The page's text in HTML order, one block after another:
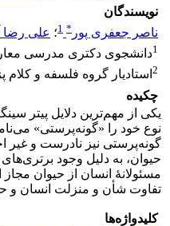
نویسندگان
ناصر جعفری پور *
1؛ علی رضا
1دانشجوی دکتری مدرسی
2 استادیار گروه فلسفه و
چکیده
یکی از مهم‌ترین دلایل پیتر
نوع خود را «گونه‌پرستی»
گونه‌پرستی نیز نادرست و
حیوان، به دلیل وجود
مسئولانۀ انسان از حیوان
تفاوت شأن و منزلت انسان و
کلیدواژه‌ها